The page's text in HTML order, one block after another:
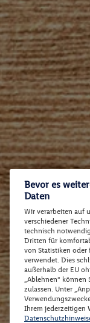
Bevor es
Daten
Wir verarbeiten auf
verschiedener
technisch
Dritten für
von Statistiken oder
verwendet. Dies
außerhalb der EU
„Ablehnen“
zulassen. Unter
Ihrem jederzeitigen